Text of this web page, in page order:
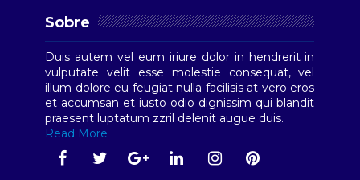
Sobre
Duis autem vel eum iriure dolor in hendrerit in
vulputate velit esse molestie consequat, vel
illum dolore eu feugiat nulla facilisis at vero eros
et accumsan et iusto odio dignissim qui blandit
praesent luptatum zzril delenit augue duis.
Read More